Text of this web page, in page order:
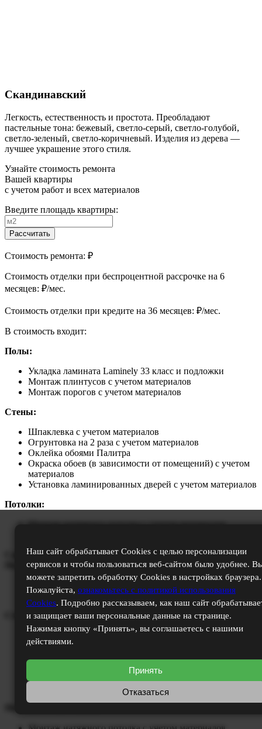
Скандинавский
Легкость, естественность и простота. Преобладают
пастельные тона: бежевый, светло-серый, светло-голубой,
светло-зеленый, светло-коричневый. Изделия из дерева —
лучшее украшение этого стиля.
Узнайте стоимость ремонта
Вашей квартиры
с учетом работ и всех материалов
Введите площадь квартиры:
Рассчитать
Стоимость ремонта: ₽
Cтоимость отделки при беспроцентной рассрочке на 6
месяцев: ₽/мес.
Cтоимость отделки при кредите на 36 месяцев: ₽/мес.
В стоимость входит:
Полы:
Укладка ламината Laminely 33 класс и подложки
Монтаж плинтусов с учетом материалов
Монтаж порогов с учетом материалов
Стены:
Шпаклевка с учетом материалов
Огрунтовка на 2 раза с учетом материалов
Оклейка обоями Палитра
Окраска обоев (в зависимости от помещений) с учетом
материалов
Установка ламинированных дверей с учетом материалов
Потолки:
Монтаж натяжного потолка с учетом материалов
Санузел
Полы:
Укладка керамической плитки Cersanit или Keramin
Затирка швов с учетом материалов
Стены:
Облицовка керамической плиткой Cersanit или Keramin
от пола до потолка
Установка ламинированных дверей с учетом материалов
Изготовление коробов из гипсокартона с учетом
Наш сайт обрабатывает Cookies с целью персонализации
сервисов и чтобы пользоваться веб-сайтом было удобнее.
можете запретить обработку Cookies в настройках браузера.
Пожалуйста, ознакомьтесь с политикой использования
Cookies. Подробно рассказываем, как наш сайт
и защищает ваши персональные данные на странице.
Нажимая кнопку «Принять», вы соглашаетесь с нашими
действиями.
Принять
Отказаться